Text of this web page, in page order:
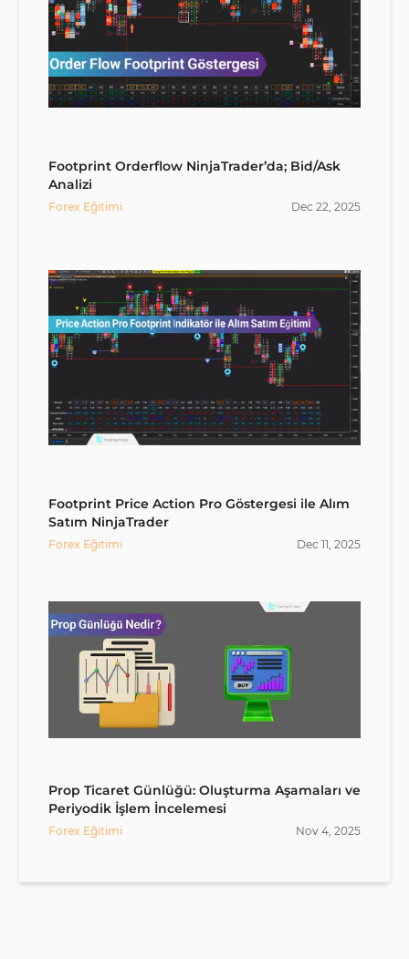
Footprint Orderflow NinjaTrader’da; Bid/Ask
Analizi
Forex Eğitimi Dec 22, 2025
Footprint Price Action Pro Göstergesi ile Alım
Satım NinjaTrader
Forex Eğitimi Dec 11, 2025
Prop Ticaret Günlüğü: Oluşturma Aşamaları ve
Periyodik İşlem İncelemesi
Forex Eğitimi Nov 4, 2025